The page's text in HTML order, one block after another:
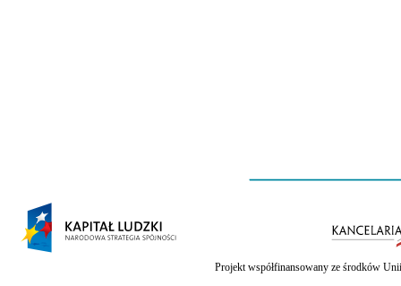
Projekt współfinansowany ze środków